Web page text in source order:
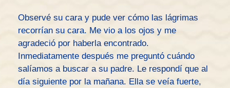
Observé su cara y pude ver cómo las lágrimas
recorrían su cara. Me vio a los ojos y me
agradeció por haberla encontrado.
Inmediatamente después me preguntó cuándo
salíamos a buscar a su padre. Le respondí que al
día siguiente por la mañana. Ella se veía fuerte,